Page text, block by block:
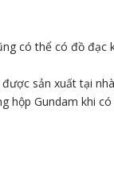
có thể có đồ đạc
sản xuất tại
hộp Gundam khi